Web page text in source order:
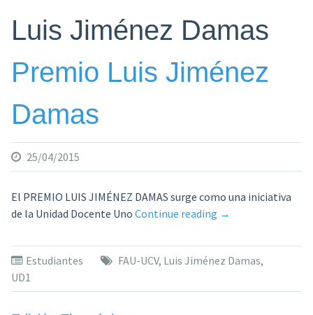
Luis Jiménez Damas
Premio Luis Jiménez
Damas
25/04/2015
El PREMIO LUIS JIMÉNEZ DAMAS surge como una iniciativa
de la Unidad Docente Uno Continue reading «Premio
Jiménez
Damas»
→
Estudiantes FAU-UCV, Luis Jiménez Damas,
UD1